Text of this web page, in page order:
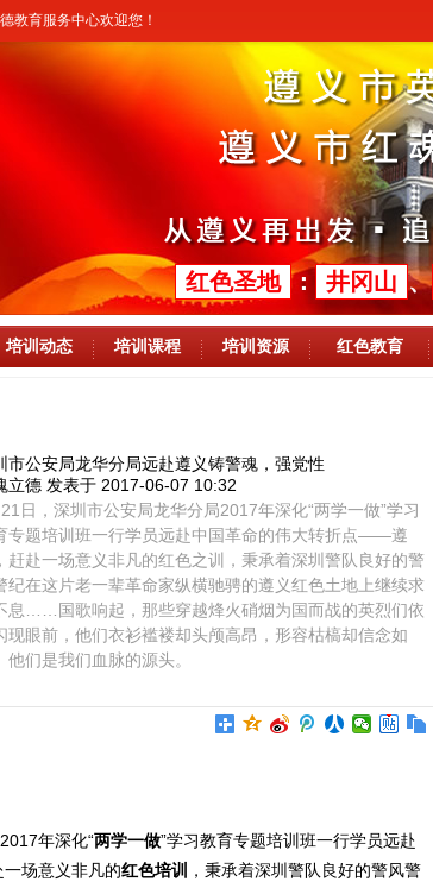
教育服务中心欢迎您！
红色圣地 ： 井冈山 、
培训动态 培训课程 培训资源 红色教育
市公安局龙华分局远赴遵义铸警魂，强党性
立德 发表于 2017-06-07 10:32
日，深圳市公安局龙华分局2017年深化“两学一做”学习
专题培训班一行学员远赴中国革命的伟大转折点——遵
赶赴一场意义非凡的红色之训，秉承着深圳警队良好的警
纪在这片老一辈革命家纵横驰骋的遵义红色土地上继续求
息……国歌响起，那些穿越烽火硝烟为国而战的英烈们依
现眼前，他们衣衫褴褛却头颅高昂，形容枯槁却信念如
他们是我们血脉的源头。
2017年深化“两学一做”学习教育专题培训班一行学员远赴
场意义非凡的红色培训
，秉承着深圳警队良好的警风警